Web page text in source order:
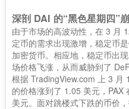
深剖 DAI 的“黑色星期四”
由于市场的高波动性，在 3 月
定币的需求出现激增，稳定币
加密货币。相应地，稳定币出
场价格飞涨，从而威胁到了
根据 TradingView.com 上 3 月
的价格涨到了 1.05 美元，
美元。面对跳楼式下跌的币价